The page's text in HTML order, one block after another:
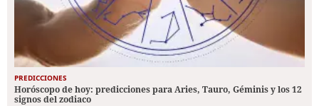
PREDICCIONES
Horóscopo de hoy: predicciones para Aries, Tauro, Géminis y los 12
signos del zodiaco